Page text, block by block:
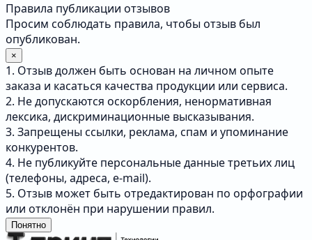
Правила публикации отзывов
Просим соблюдать правила, чтобы отзыв был
опубликован.
×
1. Отзыв должен быть основан на личном опыте
заказа и касаться качества продукции или сервиса.
2. Не допускаются оскорбления, ненормативная
лексика, дискриминационные высказывания.
3. Запрещены ссылки, реклама, спам и упоминание
конкурентов.
4. Не публикуйте персональные данные третьих лиц
(телефоны, адреса, e-mail).
5. Отзыв может быть отредактирован по орфографии
или отклонён при нарушении правил.
Понятно